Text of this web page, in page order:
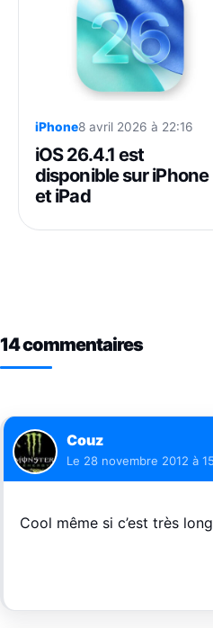
iPhone8 avril 2026 à 22:16
iOS 26.4.1 est
disponible sur iPhone
et iPad
14 commentaires
Couz
Le 28 novembre 2012 à
Cool même si c’est très